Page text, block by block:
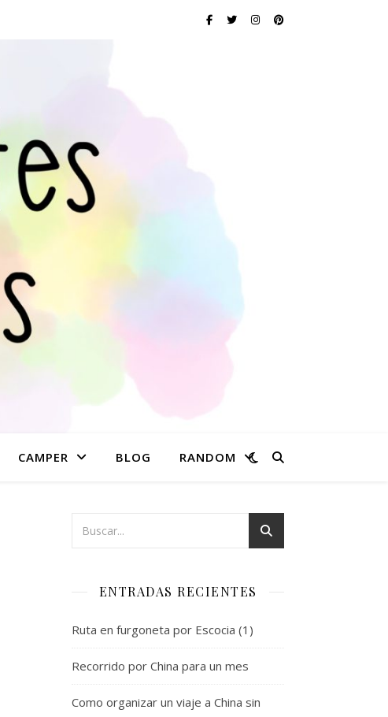
CAMPER BLOG RANDOM
ENTRADAS RECIENTES
Ruta en furgoneta por Escocia (1)
Recorrido por China para un mes
Como organizar un viaje a China sin